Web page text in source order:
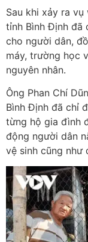
Sau khi xảy ra vụ
tỉnh Bình Định đã
cho người dân,
máy, trường học
nguyên nhân.
Ông Phan Chí
Bình Định đã chỉ
từng hộ gia đình
động người dân
vệ sinh cũng như